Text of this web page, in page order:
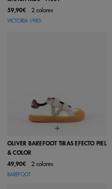
59,90€
2 colores
VICTORIA 1985
OLIVER BAREFOOT TIRAS EFECTO PIEL
& COLOR
49,90€
2 colores
BAREFOOT